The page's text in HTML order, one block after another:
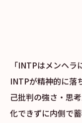
「INTPはメンヘラ
INTPが精神的に落
己批判の強さ・思
化できずに内側で